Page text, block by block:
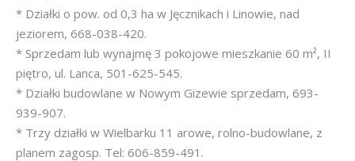
* Działki o pow. od 0,3 ha w Jęcznikach i Linowie, nad
jeziorem, 668-038-420.
* Sprzedam lub wynajmę 3 pokojowe mieszkanie 60 m², II
piętro, ul. Lanca, 501-625-545.
* Działki budowlane w Nowym Gizewie sprzedam, 693-
939-907.
* Trzy działki w Wielbarku 11 arowe, rolno-budowlane, z
planem zagosp. Tel: 606-859-491.